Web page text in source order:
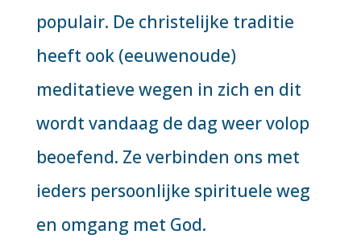
populair. De christelijke traditie
heeft ook (eeuwenoude)
meditatieve wegen in zich en dit
wordt vandaag de dag weer volop
beoefend. Ze verbinden ons met
ieders persoonlijke spirituele weg
en omgang met God.